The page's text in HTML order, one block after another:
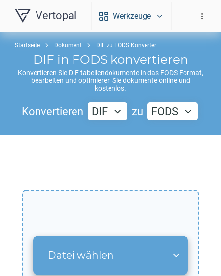
Vertopal Werkzeuge
Startseite Dokument DIF zu FODS Konverter
DIF in FODS konvertieren
Konvertieren Sie DIFtabellendokumente in das FODS Format,
bearbeiten und optimieren Sie dokumente online und
kostenlos.
Konvertieren DIF zu FODS
Datei wählen